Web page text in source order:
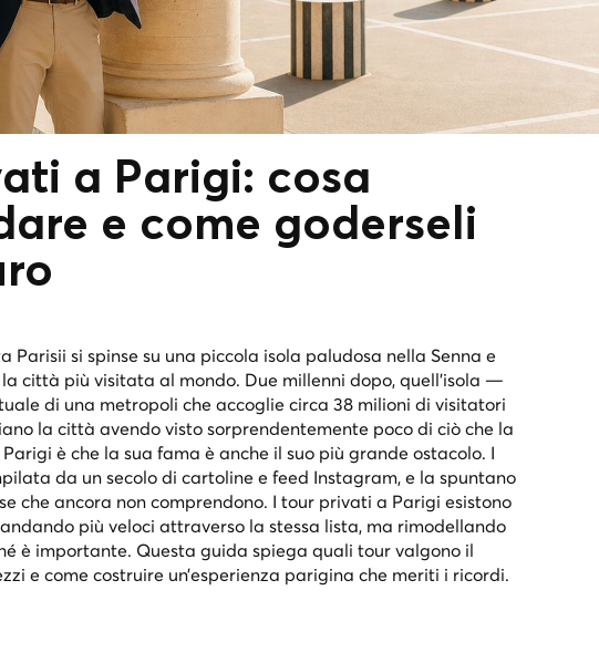
a Parigi: cosa
e come goderseli
si spinse su una piccola isola paludosa nella Senna e
città più visitata al mondo. Due millenni dopo, quell'isola —
di una metropoli che accoglie circa 38 milioni di visitatori
la città avendo visto sorprendentemente poco di ciò che la
è che la sua fama è anche il suo più grande ostacolo. I
da un secolo di cartoline e feed Instagram, e la spuntano
che ancora non comprendono. I tour privati a Parigi esistono
più veloci attraverso la stessa lista, ma rimodellando
è importante. Questa guida spiega quali tour valgono il
e come costruire un’esperienza parigina che meriti i ricordi.